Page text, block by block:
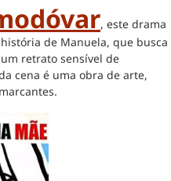
, este drama
de Manuela, que busca
retrato sensível de
cena é uma obra de arte,